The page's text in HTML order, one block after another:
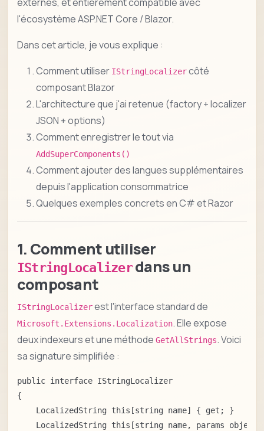
l'écosystème ASP.NET Core / Blazor.
Dans cet article, je vous explique :
Comment utiliser IStringLocalizercôté
composant Blazor
L'architecture que j'ai retenue (factory + localizer
JSON + options)
Comment enregistrer le tout via
AddSuperComponents()
Comment ajouter des langues supplémentaires
depuis l'application consommatrice
Quelques exemples concrets en C# et Razor
1. Comment utiliser
IStringLocalizerdans un
composant
IStringLocalizerest l'interface standard de
Microsoft.Extensions.Localization. Elle expose
deux indexeurs et une méthode GetAllStrings. Voici
sa signature simplifiée :
public interface IStringLocalizer
{
    LocalizedString this[string name] { get; }
LocalizedString this[string name, params